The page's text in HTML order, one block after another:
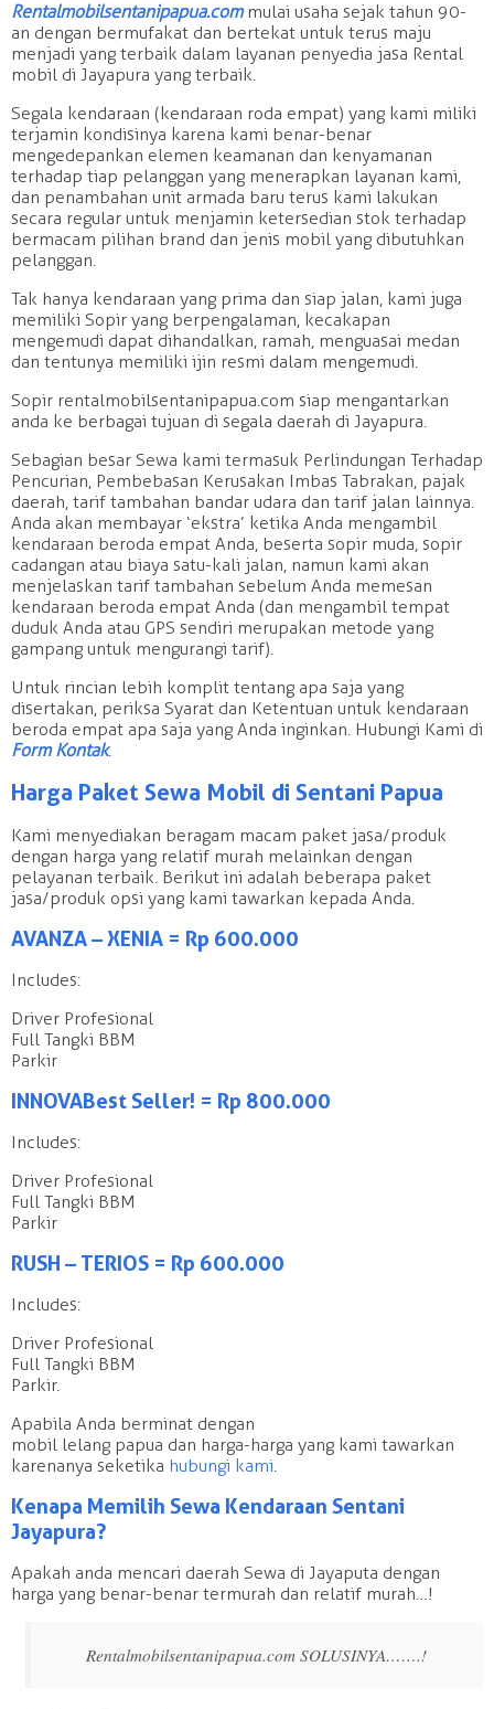
Rentalmobilsentanipapua.commulai usaha sejak tahun 90-
an dengan bermufakat dan bertekat untuk terus maju
menjadi yang terbaik dalam layanan penyedia jasa Rental
mobil di Jayapura yang terbaik.
Segala kendaraan (kendaraan roda empat) yang kami miliki
terjamin kondisinya karena kami benar-benar
mengedepankan elemen keamanan dan kenyamanan
terhadap tiap pelanggan yang menerapkan layanan kami,
dan penambahan unit armada baru terus kami lakukan
secara regular untuk menjamin ketersedian stok terhadap
bermacam pilihan brand dan jenis mobil yang dibutuhkan
pelanggan.
Tak hanya kendaraan yang prima dan siap jalan, kami juga
memiliki Sopir yang berpengalaman, kecakapan
mengemudi dapat dihandalkan, ramah, menguasai medan
dan tentunya memiliki ijin resmi dalam mengemudi.
Sopir rentalmobilsentanipapua.com siap mengantarkan
anda ke berbagai tujuan di segala daerah di Jayapura.
Sebagian besar Sewa kami termasuk Perlindungan Terhadap
Pencurian, Pembebasan Kerusakan Imbas Tabrakan, pajak
daerah, tarif tambahan bandar udara dan tarif jalan lainnya.
Anda akan membayar ‘ekstra’ ketika Anda mengambil
kendaraan beroda empat Anda, beserta sopir muda, sopir
cadangan atau biaya satu-kali jalan, namun kami akan
menjelaskan tarif tambahan sebelum Anda memesan
kendaraan beroda empat Anda (dan mengambil tempat
duduk Anda atau GPS sendiri merupakan metode yang
gampang untuk mengurangi tarif).
Untuk rincian lebih komplit tentang apa saja yang
disertakan, periksa Syarat dan Ketentuan untuk kendaraan
beroda empat apa saja yang Anda inginkan. Hubungi Kami di
Form Kontak.
Harga Paket Sewa Mobil di Sentani Papua
Kami menyediakan beragam macam paket jasa/produk
dengan harga yang relatif murah melainkan dengan
pelayanan terbaik. Berikut ini adalah beberapa paket
jasa/produk opsi yang kami tawarkan kepada Anda.
AVANZA – XENIA = Rp 600.000
Includes:
Driver Profesional
Full Tangki BBM
Parkir
INNOVA Best Seller! = Rp 800.000
Includes:
Driver Profesional
Full Tangki BBM
Parkir
RUSH – TERIOS = Rp 600.000
Includes:
Driver Profesional
Full Tangki BBM
Parkir.
Apabila Anda berminat dengan
mobil lelang papua dan harga-harga yang kami tawarkan
karenanya seketika hubungi kami.
Kenapa Memilih Sewa Kendaraan Sentani
Jayapura?
Apakah anda mencari daerah Sewa di Jayaputa dengan
harga yang benar-benar termurah dan relatif murah…!
Rentalmobilsentanipapua.com SOLUSINYA…….!